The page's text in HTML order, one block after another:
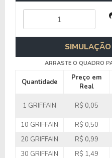
ARRASTE O QUADRO
Quantidade
Preço em
Real
1 GRIFFAIN R$ 0,05
10 GRIFFAIN R$ 0,50
20 GRIFFAIN
R$ 0,99
30 GRIFFAIN
R$ 1,49